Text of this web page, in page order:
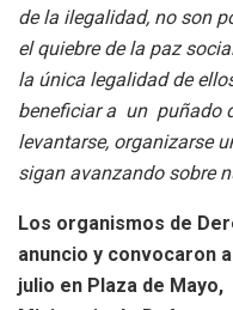
de la ilegalidad, no son
el quiebre de la paz
la única legalidad de
beneficiar a un puñado
levantarse, organizarse
sigan avanzando sobre
Los organismos de
anuncio y convocaron
julio en Plaza de